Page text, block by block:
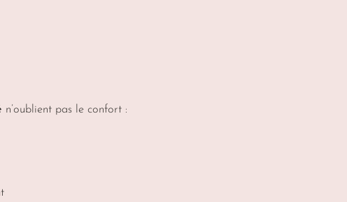
n’oublient pas le confort :